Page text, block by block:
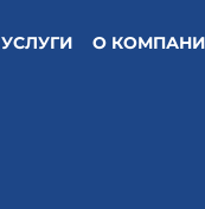
УСЛУГИ О